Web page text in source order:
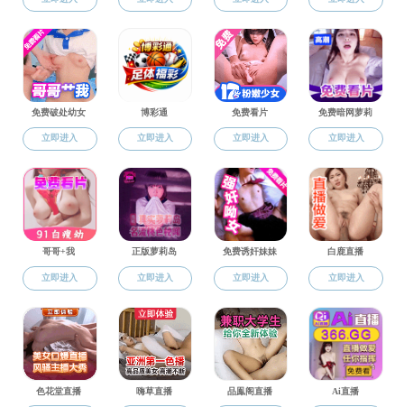
共1条 上页 下页